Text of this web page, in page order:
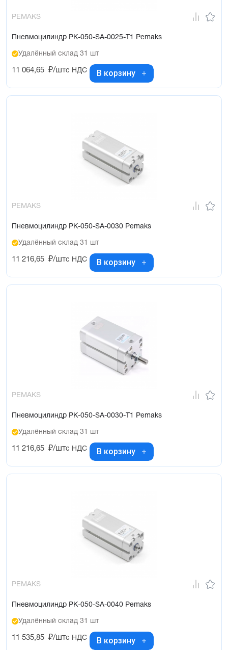
PEMAKS
Пневмоцилиндр PK-050-SA-0025-T1 Pemaks
Удалённый склад 31 шт
11 064,65 ₽/штс НДС В корзину
PEMAKS
Пневмоцилиндр PK-050-SA-0030 Pemaks
Удалённый склад 31 шт
11 216,65 ₽/штс НДС В корзину
PEMAKS
Пневмоцилиндр PK-050-SA-0030-T1 Pemaks
Удалённый склад 31 шт
11 216,65 ₽/штс НДС В корзину
PEMAKS
Пневмоцилиндр PK-050-SA-0040 Pemaks
Удалённый склад 31 шт
11 535,85 ₽/штс НДС В корзину